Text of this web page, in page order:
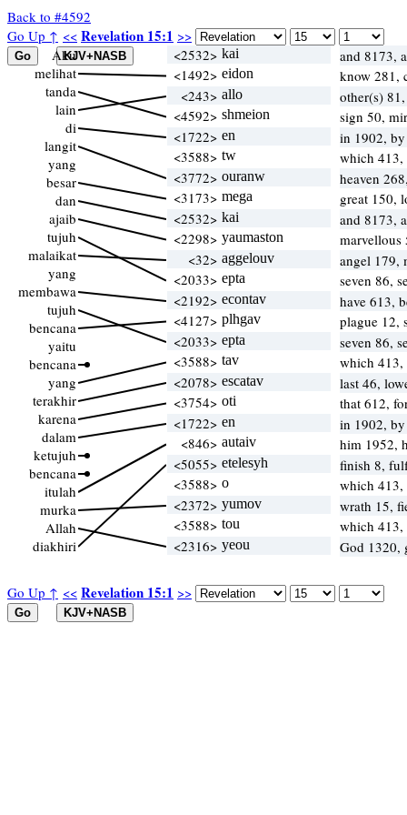
Back to #4592
Go Up ↑ << Revelation 15:1 >>
Go Up ↑ << Revelation 15:1 >>
Aku
melihat
tanda
lain
di
langit
yang
besar
dan
ajaib
tujuh
malaikat
yang
membawa
tujuh
bencana
yaitu
bencana
yang
terakhir
karena
dalam
ketujuh
bencana
itulah
murka
Allah
diakhiri
<2532> kai
and 8173,
<1492> eidon
know 281,
<243> allo
other(s)
<4592> shmeion
sign 50,
<1722> en
in 1902,
<3588> tw
which
<3772> ouranw
heaven
<3173> mega
great 150,
<2532> kai
and 8173,
<2298> yaumaston
<32> aggelouv
angel 179,
<2033> epta
seven 86,
<2192> econtav
have 613,
<4127> plhgav
plague 12,
<2033> epta
seven 86,
<3588> tav
which
<2078> escatav
last 46,
<3754> oti
that 612,
<1722> en
in 1902,
<846> autaiv
him 1952,
<5055> etelesyh
finish 8,
<3588> o
which
<2372> yumov
wrath 15,
<3588> tou
which
<2316> yeou God 1320,